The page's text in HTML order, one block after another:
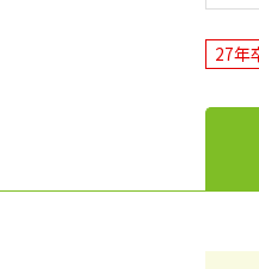
27年